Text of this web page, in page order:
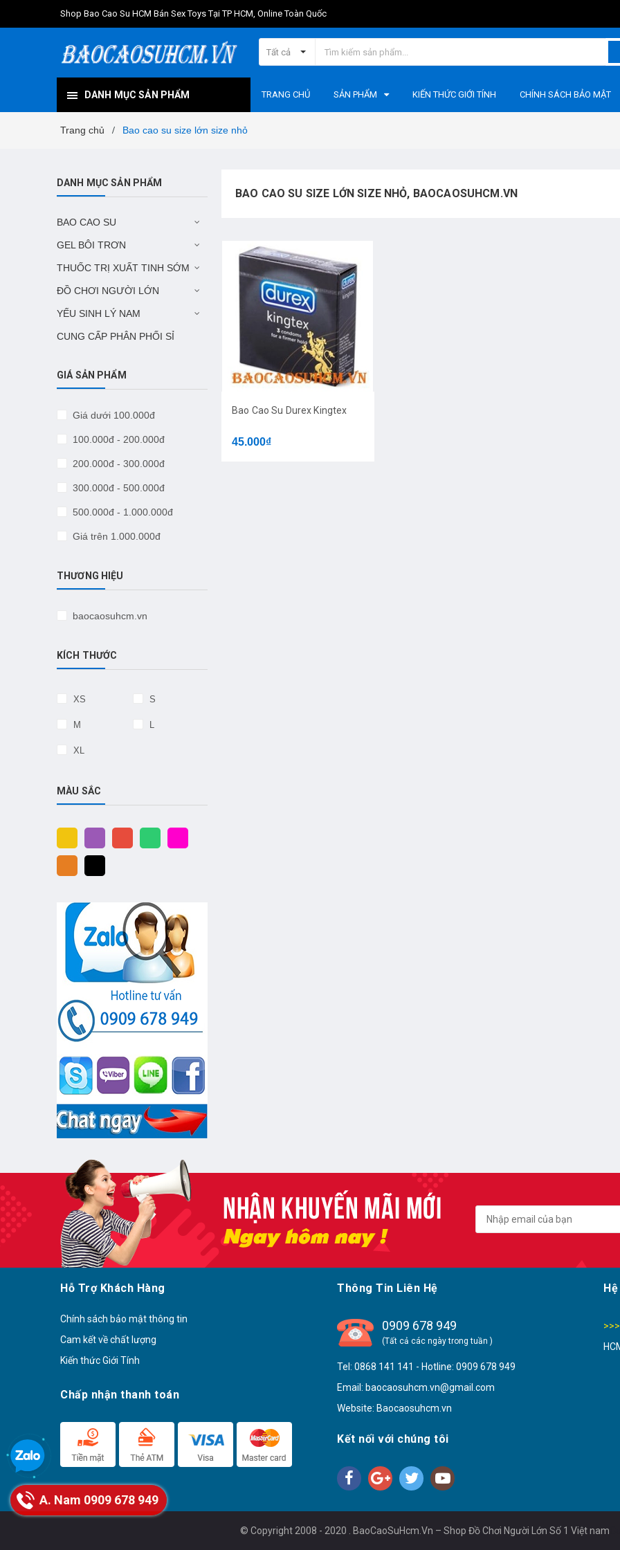
Shop Bao Cao Su HCM Bán Sex Toys Tại TP HCM, Online Toàn Quốc
Tất cả
DANH MỤC SẢN PHẨM TRANG CHỦ SẢN PHẨM KIẾN THỨC GIỚI TÍNH CHÍNH SÁCH BẢO MẬT
Trang chủ / Bao cao su size lớn size nhỏ
BAO CAO SU SIZE LỚN SIZE NHỎ, BAOCAOSUHCM.VN
Bao Cao Su Durex Kingtex
45.000₫
DANH MỤC SẢN PHẨM
BAO CAO SU
GEL BÔI TRƠN
THUỐC TRỊ XUẤT TINH SỚM
ĐỒ CHƠI NGƯỜI LỚN
YẾU SINH LÝ NAM
CUNG CẤP PHÂN PHỐI SỈ
GIÁ SẢN PHẨM
Giá dưới 100.000đ
100.000đ - 200.000đ
200.000đ - 300.000đ
300.000đ - 500.000đ
500.000đ - 1.000.000đ
Giá trên 1.000.000đ
THƯƠNG HIỆU
baocaosuhcm.vn
KÍCH THƯỚC
XS S
M L
XL
MÀU SẮC
Hỗ Trợ Khách Hàng
Chính sách bảo mật thông tin
Cam kết về chất lượng
Kiến thức Giới Tính
Chấp nhận thanh toán
Thông Tin Liên Hệ
0909 678 949
(Tất cả các ngày trong tuần )
Tel: 0868 141 141 - Hotline: 0909 678 949
Email: baocaosuhcm.vn@gmail.com
Website: Baocaosuhcm.vn
Kết nối với chúng tôi
© Copyright 2008 - 2020 . BaoCaoSuHcm.Vn – Shop Đồ Chơi Người Lớn Số 1 Việt nam
A. Nam 0909 678 949